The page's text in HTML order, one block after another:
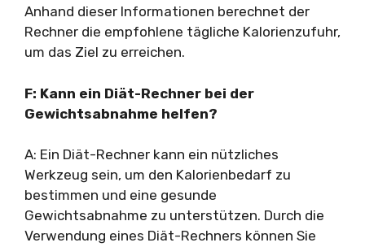
Anhand dieser Informationen berechnet der
Rechner die empfohlene tägliche Kalorienzufuhr,
um das Ziel zu erreichen.
F: Kann ein Diät-Rechner bei der
Gewichtsabnahme helfen?
A: Ein Diät-Rechner kann ein nützliches
Werkzeug sein, um den Kalorienbedarf zu
bestimmen und eine gesunde
Gewichtsabnahme zu unterstützen. Durch die
Verwendung eines Diät-Rechners können Sie